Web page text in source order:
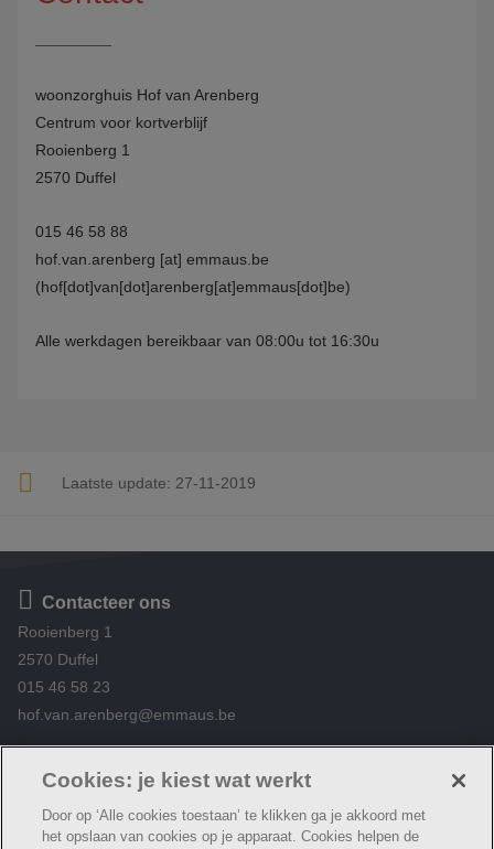
woonzorghuis Hof van Arenberg
Centrum voor kortverblijf
Rooienberg 1
2570 Duffel
015 46 58 88
hof.van.arenberg [at] emmaus.be
(hof[dot]van[dot]arenberg[at]emmaus[dot]be)
Alle werkdagen bereikbaar van 08:00u tot 16:30u
Laatste update: 27-11-2019
Contacteer ons
Rooienberg 1
2570 Duffel
015 46 58 23
hof.van.arenberg@emmaus.be
Arenberg-376696345834584/
Cookies: je kiest wat werkt
Door op ‘Alle cookies toestaan’ te klikken ga je akkoord met
het opslaan van cookies op je apparaat. Cookies helpen de